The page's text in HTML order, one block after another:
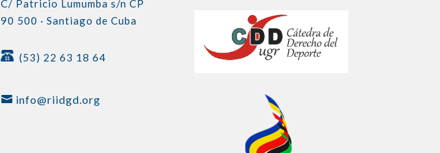
C/ Patricio Lumumba s/n CP
90 500 · Santiago de Cuba
(53) 22 63 18 64
info@riidgd.org